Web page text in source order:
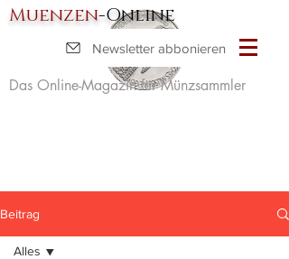
Muenzen-Online
Das Online-Magazin für Münzsammler
Newsletter abbonieren
Beitrag
Alles